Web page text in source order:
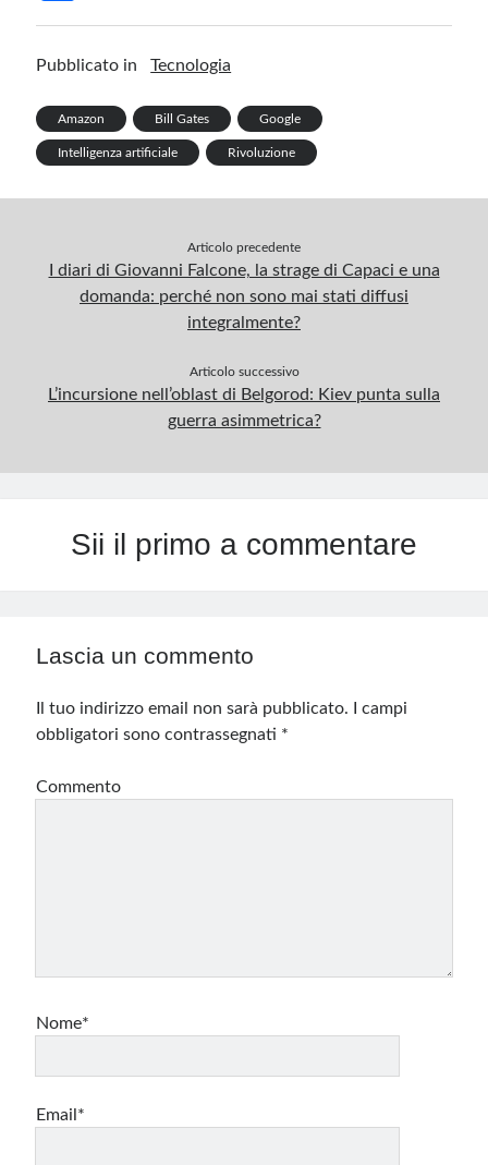
o
k
n
t
h
ar
Pubblicato in Tecnologia
Amazon Bill Gates Google
Intelligenza artificiale Rivoluzione
Articolo precedente
I diari di Giovanni Falcone, la strage di Capaci e una
domanda: perché non sono mai stati diffusi
integralmente?
Articolo successivo
L’incursione nell’oblast di Belgorod: Kiev punta sulla
guerra asimmetrica?
Sii il primo a commentare
Lascia un commento
Il tuo indirizzo email non sarà pubblicato.
I campi
obbligatori sono contrassegnati *
Commento
Nome*
Email*